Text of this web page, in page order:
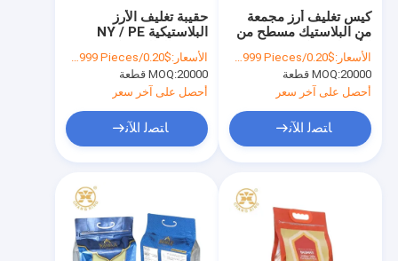
حقيبة تغليف الأرز
البلاستيكية NY / PE
كجم / 5 كجم
الأسعار:$0.20/Pieces 10000-99999 Pieces
MOQ:20000 قطعة
أحصل على آخر سعر
ﺎﺘﺼﻟ ﺍﻶﻧ
كيس تغليف أرز مجمعة
من البلاستيك مسطح من
5 كجمالأسعار:$0.20/Pieces 10000-99999 Pieces
MOQ:20000 قطعة
أحصل على آخر سعر
ﺎﺘﺼﻟ ﺍﻶﻧ